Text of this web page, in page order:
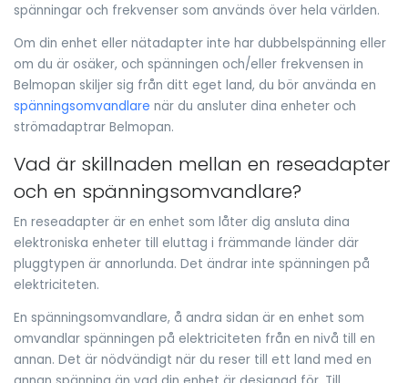
spänningar och frekvenser som används över hela världen.
Om din enhet eller nätadapter inte har dubbelspänning eller
om du är osäker, och spänningen och/eller frekvensen in
Belmopan skiljer sig från ditt eget land, du bör använda en
spänningsomvandlare när du ansluter dina enheter och
strömadaptrar Belmopan.
Vad är skillnaden mellan en reseadapter
och en spänningsomvandlare?
En reseadapter är en enhet som låter dig ansluta dina
elektroniska enheter till eluttag i främmande länder där
pluggtypen är annorlunda. Det ändrar inte spänningen på
elektriciteten.
En spänningsomvandlare, å andra sidan är en enhet som
omvandlar spänningen på elektriciteten från en nivå till en
annan. Det är nödvändigt när du reser till ett land med en